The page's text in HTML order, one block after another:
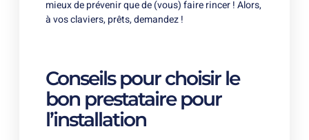
mieux de prévenir que de (vous) faire rincer ! Alors,
à vos claviers, prêts, demandez !
Conseils pour choisir le
bon prestataire pour
l’installation